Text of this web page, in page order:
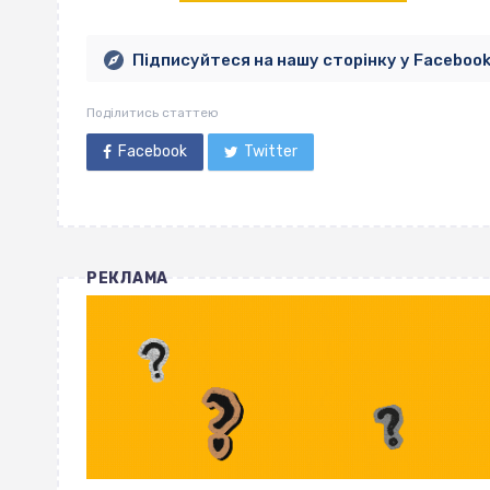
Підписуйтеся на нашу сторінку у Facebook
Поділитись статтею
Facebook Twitter
РЕКЛАМА